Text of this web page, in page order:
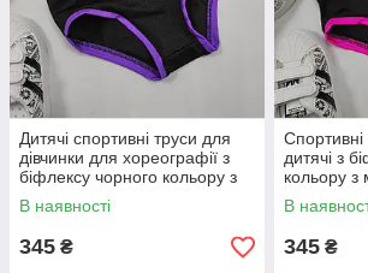
Дитячі спортивні труси для
дівчинки для хореографії з
біфлексу чорного кольору з
фіолетовим кантом. 26-44
В наявності
345 ₴
Спортивні
дитячі з
кольору
р. 26-44
В
345 ₴